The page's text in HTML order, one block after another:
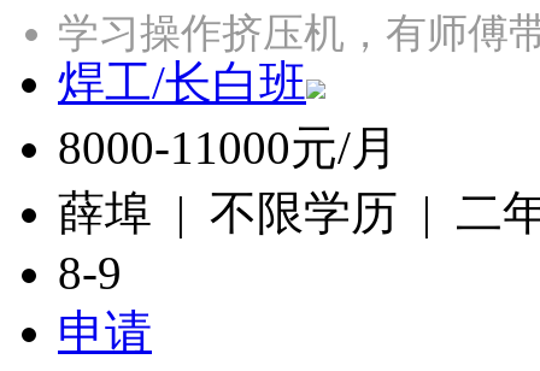
学习操作挤压机，有师
焊工/长白班
8000-11000元/月
薛埠 | 不限学历 | 二
8-9
申请